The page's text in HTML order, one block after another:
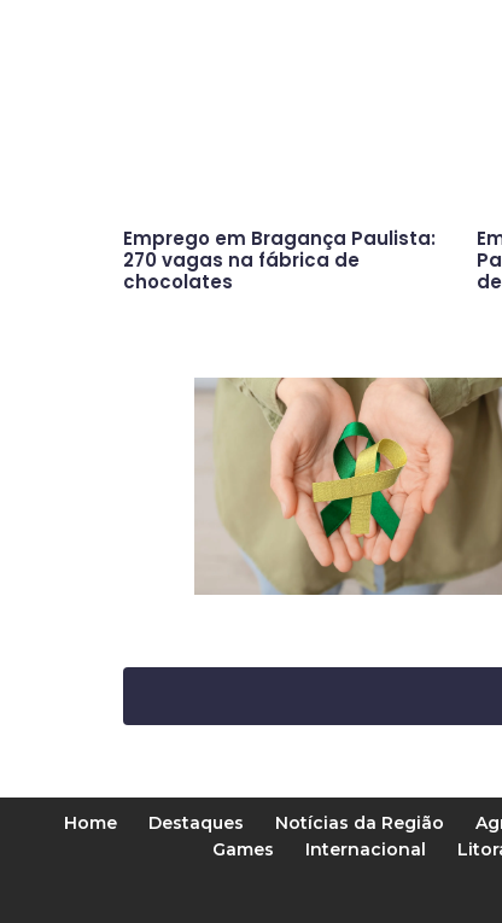
Emprego em Bragança Paulista:
270 vagas na fábrica de
chocolates
Home Destaques Notícias da Região
Games
Internacional